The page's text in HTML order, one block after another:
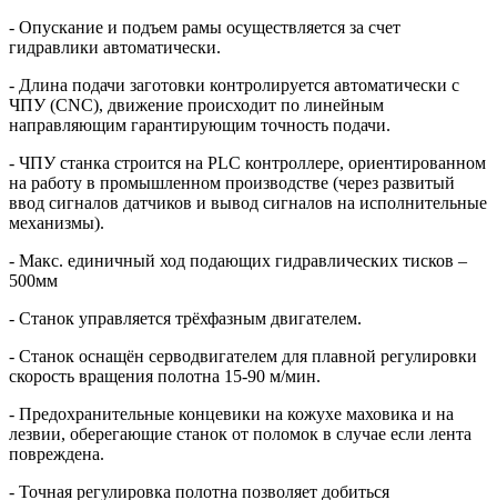
- Опускание и подъем рамы осуществляется за счет
гидравлики автоматически.
- Длина подачи заготовки контролируется автоматически c
ЧПУ (СNC), движение происходит по линейным
направляющим гарантирующим точность подачи.
- ЧПУ станка строится на PLC контроллере, ориентированном
на работу в промышленном производстве (через развитый
ввод сигналов датчиков и вывод сигналов на исполнительные
механизмы).
- Макс. единичный ход подающих гидравлических тисков –
500мм
- Станок управляется трёхфазным двигателем.
- Станок оснащён серводвигателем для плавной регулировки
скорость вращения полотна 15-90 м/мин.
- Предохранительные концевики на кожухе маховика и на
лезвии, оберегающие станок от поломок в случае если лента
повреждена.
- Точная регулировка полотна позволяет добиться